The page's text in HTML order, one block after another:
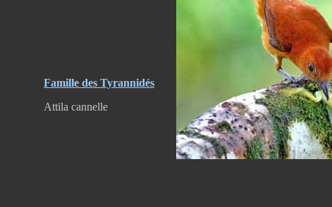
Famille des Tyrannidés
Attila cannelle